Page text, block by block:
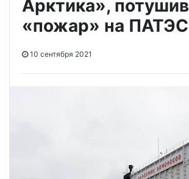
Арктика», потушив
«пожар» на ПАТЭС
10 сентября 2021